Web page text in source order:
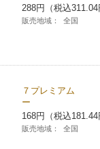
288円（税込311.04
販売地域： 全国
７プレミアム
ー
168円（税込181.44
販売地域： 全国